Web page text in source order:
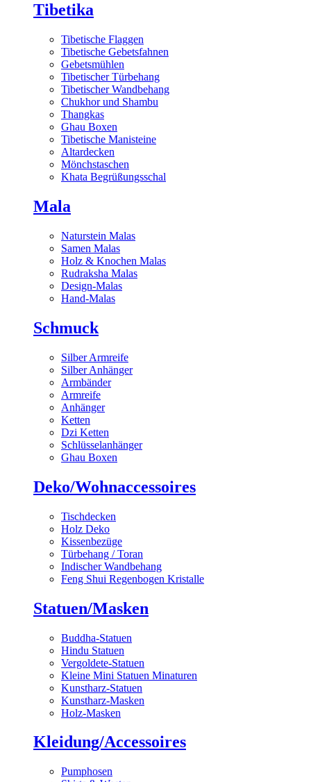
Tibetika
Tibetische Flaggen
Tibetische Gebetsfahnen
Gebetsmühlen
Tibetischer Türbehang
Tibetischer Wandbehang
Chukhor und Shambu
Thangkas
Ghau Boxen
Tibetische Manisteine
Altardecken
Mönchstaschen
Khata Begrüßungsschal
Mala
Naturstein Malas
Samen Malas
Holz & Knochen Malas
Rudraksha Malas
Design-Malas
Hand-Malas
Schmuck
Silber Armreife
Silber Anhänger
Armbänder
Armreife
Anhänger
Ketten
Dzi Ketten
Schlüsselanhänger
Ghau Boxen
Deko/Wohnaccessoires
Tischdecken
Holz Deko
Kissenbezüge
Türbehang / Toran
Indischer Wandbehang
Feng Shui Regenbogen Kristalle
Statuen/Masken
Buddha-Statuen
Hindu Statuen
Vergoldete-Statuen
Kleine Mini Statuen Minaturen
Kunstharz-Statuen
Kunstharz-Masken
Holz-Masken
Kleidung/Accessoires
Pumphosen